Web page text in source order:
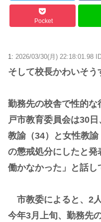
Pocket
1: 2026/03/30(月) 22:18:01.98
そして校長かわいそう
勤務先の校舎で性的
戸市教育委員会は30
教諭（34）と女性教
の懲戒処分にしたと
働かなかった」と話し
市教委によると、2
今年3月上旬、勤務先